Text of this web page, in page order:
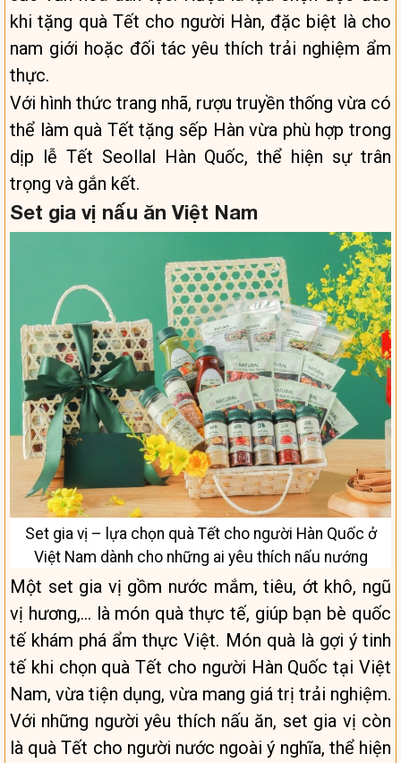
khi tặng quà Tết cho người Hàn, đặc biệt là cho
nam giới hoặc đối tác yêu thích trải nghiệm ẩm
thực.
Với hình thức trang nhã, rượu truyền thống vừa có
thể làm quà Tết tặng sếp Hàn vừa phù hợp trong
dịp lễ Tết Seollal Hàn Quốc, thể hiện sự trân
trọng và gắn kết.
Set gia vị nấu ăn Việt Nam
Set gia vị – lựa chọn quà Tết cho người Hàn Quốc ở
Việt Nam dành cho những ai yêu thích nấu nướng
Một set gia vị gồm nước mắm, tiêu, ớt khô, ngũ
vị hương,… là món quà thực tế, giúp bạn bè quốc
tế khám phá ẩm thực Việt. Món quà là gợi ý tinh
tế khi chọn quà Tết cho người Hàn Quốc tại Việt
Nam, vừa tiện dụng, vừa mang giá trị trải nghiệm.
Với những người yêu thích nấu ăn, set gia vị còn
là quà Tết cho người nước ngoài ý nghĩa, thể hiện